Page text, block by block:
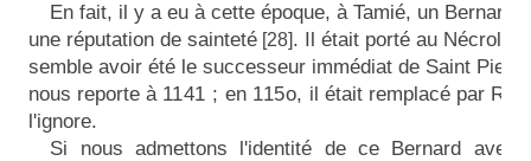
En fait, il y a eu à cette époque, à Tamié, un Bernard
une réputation de sainteté[28]. Il était porté au
semble avoir été le successeur immédiat de Saint
nous reporte à 1141 ;en 115o, il était remplacé par
l'ignore.
Si nous admettons l'identité de ce Bernard avec